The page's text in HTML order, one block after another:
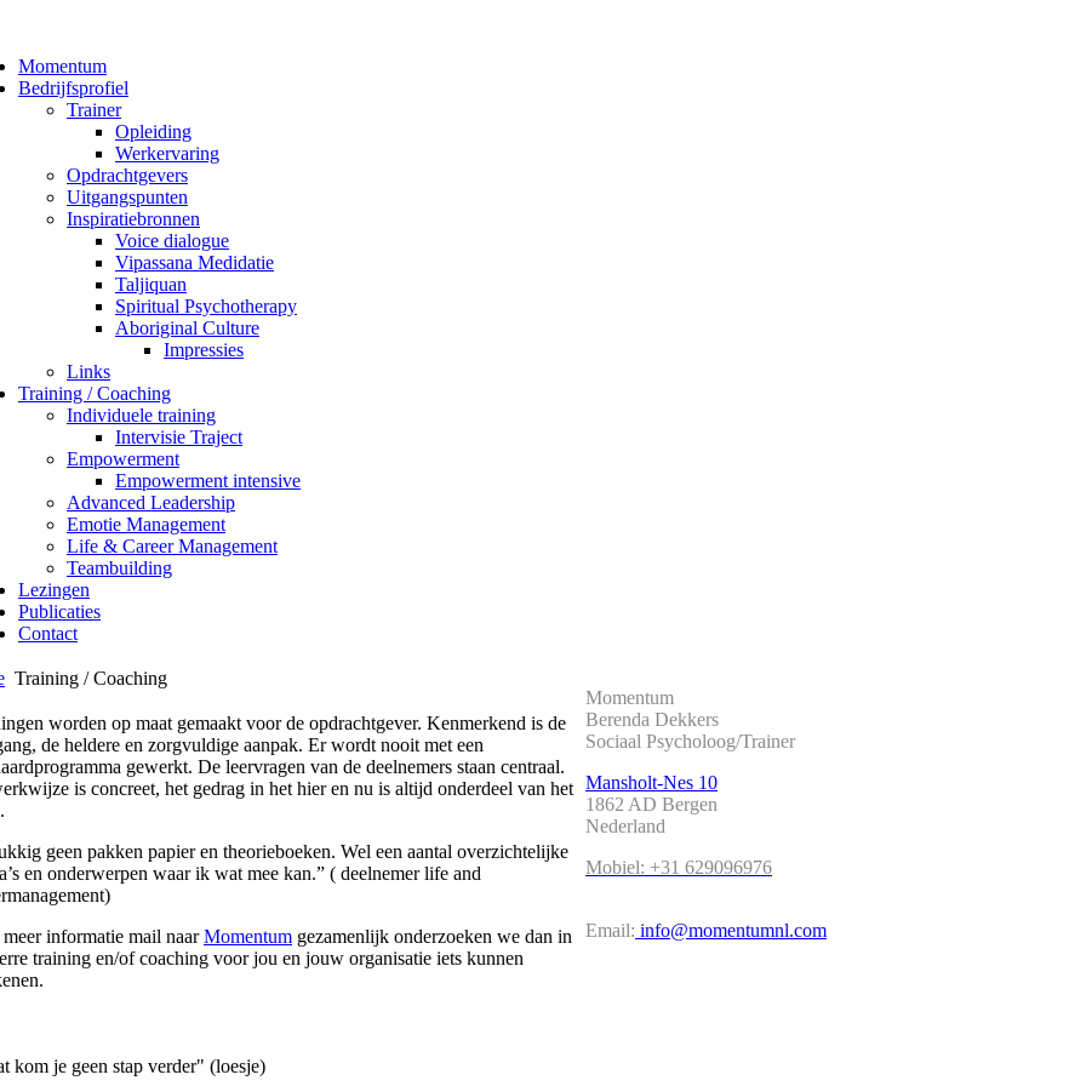
Momentum
Bedrijfsprofiel
Trainer
Opleiding
Werkervaring
Opdrachtgevers
Uitgangspunten
Inspiratiebronnen
Voice dialogue
Vipassana Medidatie
Taljiquan
Spiritual Psychotherapy
Aboriginal Culture
Impressies
Links
Training / Coaching
Individuele training
Intervisie Traject
Empowerment
Empowerment intensive
Advanced Leadership
Emotie Management
Life & Career Management
Teambuilding
Lezingen
Publicaties
Contact
Training / Coaching
worden op maat gemaakt voor de opdrachtgever. Kenmerkend is de
de heldere en zorgvuldige aanpak. Er wordt nooit met een
gewerkt. De leervragen van de deelnemers staan centraal.
is concreet, het gedrag in het hier en nu is altijd onderdeel van het
geen pakken papier en theorieboeken. Wel een aantal overzichtelijke
en onderwerpen waar ik wat mee kan.” ( deelnemer life and
informatie mail naarMomentum gezamenlijk onderzoeken we dan in
training en/of coaching voor jou en jouw organisatie iets kunnen
Momentum
Berenda Dekkers
Sociaal Psycholoog/Trainer
Mansholt-Nes 10
1862 AD Bergen
Nederland
Mobiel: +31 629096976
Email: info@momentumnl.com
kom je geen stap verder" (loesje)